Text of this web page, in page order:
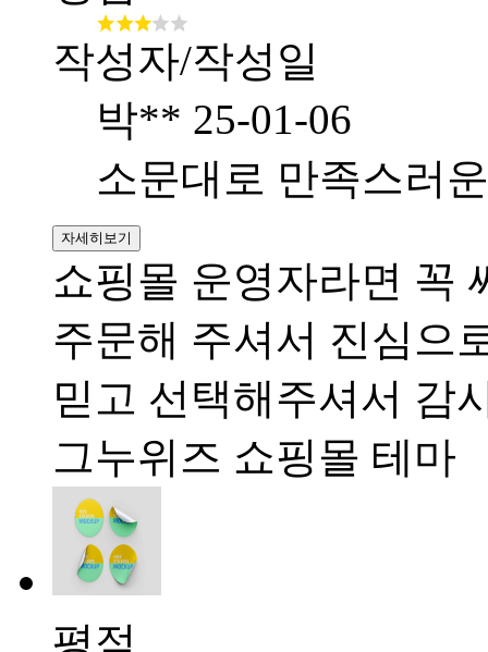
작성자/작성일
박** 25-01-06
소문대로 만족스러
자세히보기
쇼핑몰 운영자라면 꼭
주문해 주셔서 진심으
믿고 선택해주셔서 감
그누위즈 쇼핑몰 테마
평점